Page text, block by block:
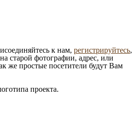
к нам, регистрируйтесь,
старой фотографии, адрес, или
же простые посетители будут Вам
проекта.